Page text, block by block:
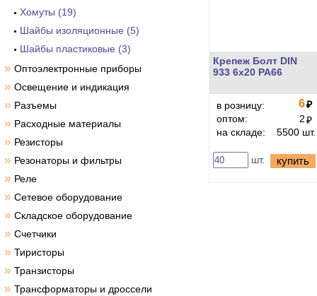
Хомуты (19)
Шайбы изоляционные (5)
Шайбы пластиковые (3)
» Оптоэлектронные приборы
» Освещение и индикация
» Разъемы
» Расходные материалы
» Резисторы
» Резонаторы и фильтры
» Реле
» Сетевое оборудование
» Складское оборудование
» Счетчики
» Тиристоры
» Транзисторы
» Трансформаторы и дроссели
Крепеж Болт DIN
933 6x20 PA66
в розницу: 6₽
оптом:
2₽
на складе:
5500 шт.
шт. купить